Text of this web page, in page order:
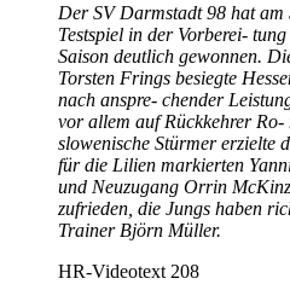
Der SV Darmstadt 98 hat am
Testspiel in der Vorberei-
Saison deutlich gewonnen.
Torsten Frings besiegte
nach anspre- chender
vor allem auf Rückkehrer
slowenische Stürmer erzielte
für die Lilien markierten
und Neuzugang Orrin
zufrieden, die Jungs haben
Trainer Björn Müller.
HR-Videotext 208